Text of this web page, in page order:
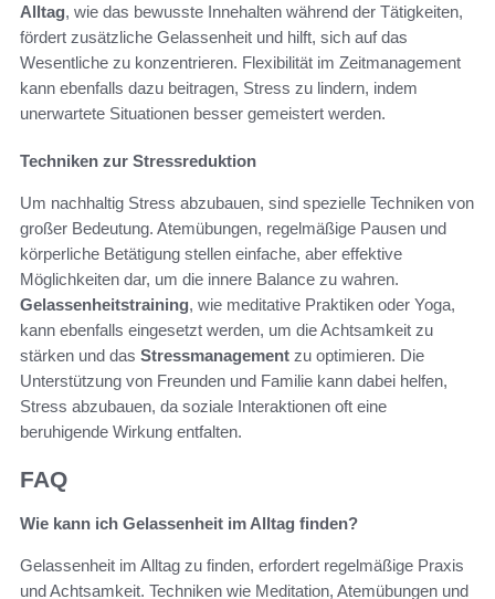
Alltag, wie das bewusste Innehalten während der Tätigkeiten,
fördert zusätzliche Gelassenheit und hilft, sich auf das
Wesentliche zu konzentrieren. Flexibilität im Zeitmanagement
kann ebenfalls dazu beitragen, Stress zu lindern, indem
unerwartete Situationen besser gemeistert werden.
Techniken zur Stressreduktion
Um nachhaltig Stress abzubauen, sind spezielle Techniken von
großer Bedeutung. Atemübungen, regelmäßige Pausen und
körperliche Betätigung stellen einfache, aber effektive
Möglichkeiten dar, um die innere Balance zu wahren.
Gelassenheitstraining, wie meditative Praktiken oder Yoga,
kann ebenfalls eingesetzt werden, um die Achtsamkeit zu
stärken und das Stressmanagement zu optimieren. Die
Unterstützung von Freunden und Familie kann dabei helfen,
Stress abzubauen, da soziale Interaktionen oft eine
beruhigende Wirkung entfalten.
FAQ
Wie kann ich Gelassenheit im Alltag finden?
Gelassenheit im Alltag zu finden, erfordert regelmäßige Praxis
und Achtsamkeit. Techniken wie Meditation, Atemübungen und